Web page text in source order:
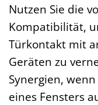
Nutzen Sie die
Kompatibilität,
Türkontakt mit
Geräten zu
Synergien,
eines Fensters